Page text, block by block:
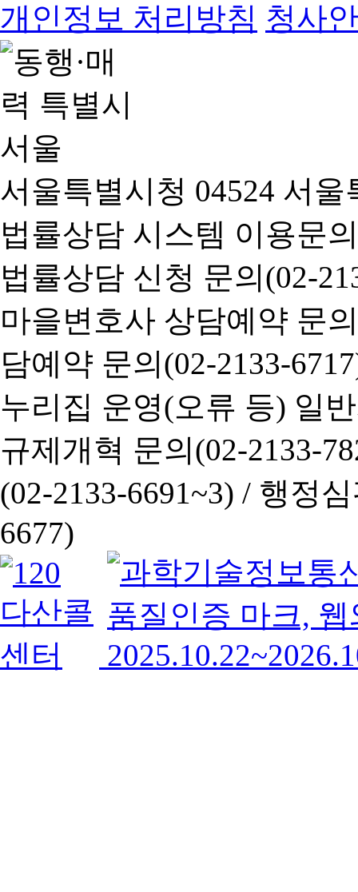
개인정보 처리방침 청사
서울특별시청 04524 서
법률상담 시스템 이용문
법률상담 신청 문의(02-
마을변호사 상담예약 문
담예약 문의(02-2133-
누리집 운영(오류 등) 일
규제개혁 문의(02-2133-
(02-2133-6691~3) / 행정심
6677)